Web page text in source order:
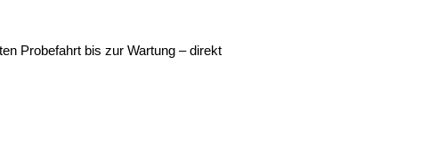
Probefahrt bis zur Wartung – direkt